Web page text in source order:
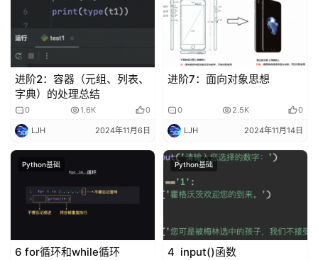
进阶2：容器（元组、列表、
字典）的处理总结
0 1.6K 0
LJH 2024年11月6日
进阶7：面向对象思想
0 2.5K 0
LJH 2024年11月14日
Python基础
6 for循环和while循环
Python基础
4 input()函数